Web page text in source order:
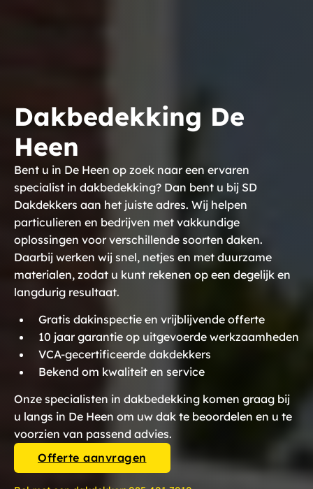
Dakbedekking De
Heen
Bent u in De Heen op zoek naar een ervaren
specialist in dakbedekking? Dan bent u bij SD
Dakdekkers aan het juiste adres. Wij helpen
particulieren en bedrijven met vakkundige
oplossingen voor verschillende soorten daken.
Daarbij werken wij snel, netjes en met duurzame
materialen, zodat u kunt rekenen op een degelijk en
langdurig resultaat.
Gratis dakinspectie en vrijblijvende offerte
10 jaar garantie op uitgevoerde werkzaamheden
VCA-gecertificeerde dakdekkers
Bekend om kwaliteit en service
Onze specialisten in dakbedekking komen graag bij
u langs in De Heen om uw dak te beoordelen en u te
voorzien van passend advies.
Offerte aanvragen